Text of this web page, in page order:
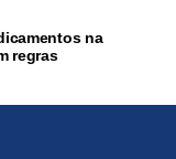
na
regras